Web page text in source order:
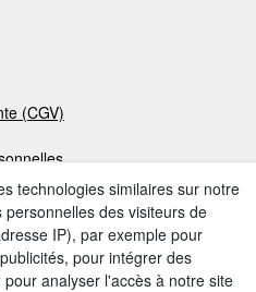
(CGV)
technologies similaires sur notre
des visiteurs de
IP), par exemple pour
pour intégrer des
analyser l'accès à notre site